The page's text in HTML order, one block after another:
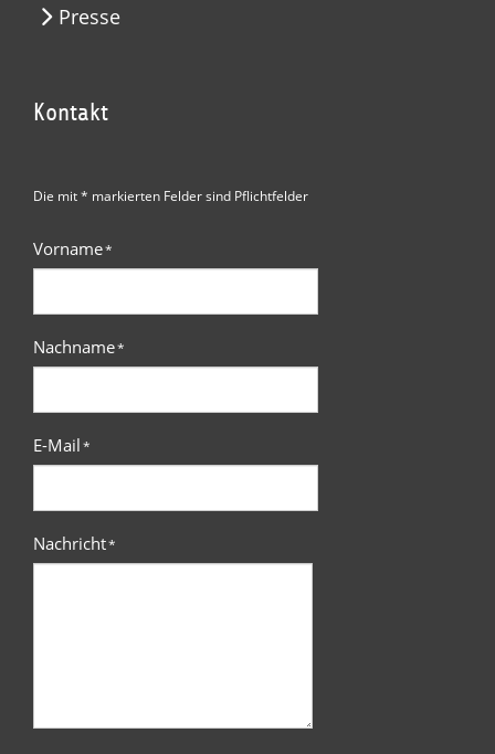
Presse
Kontakt
Die mit * markierten Felder sind Pflichtfelder
Vorname*
Nachname*
E-Mail*
Nachricht*